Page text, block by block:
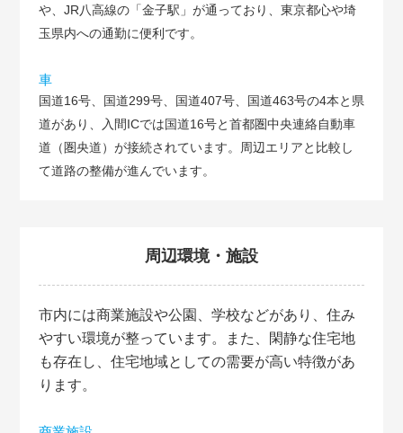
や、JR八高線の「金子駅」が通っており、東京都心や埼
玉県内への通勤に便利です。
車
国道16号、国道299号、国道407号、国道463号の4本と県
道があり、入間ICでは国道16号と首都圏中央連絡自動車
道（圏央道）が接続されています。周辺エリアと比較し
て道路の整備が進んでいます。
周辺環境・施設
市内には商業施設や公園、学校などがあり、住み
やすい環境が整っています。また、閑静な住宅地
も存在し、住宅地域としての需要が高い特徴があ
ります。